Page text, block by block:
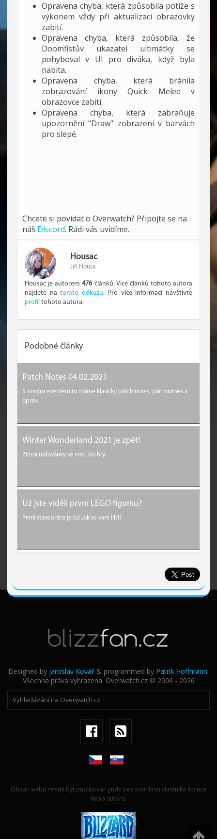
Opravena chyba, která způsobila potíže s
výkonem vždy při aktualizaci obrazovky
zabití.
Opravena chyba, která způsobila, že
Doomfistův ukazatel ultimátky se
pohyboval v UI pro diváka, když byla
nabita.
Opravena chyba, která bránila
zobrazování ikony Quick Melee v
obrazovce zabití.
Opravena chyba, která zabraňuje
upozornění "Draw" zobrazení v barvách
pro slepé.
Chcete si povídat o Overwatch? Připojte se na
náš Discord. Rádi vás uvidíme.
Housac
Jiří Housa
Housac je autorem476článků. Více článků tohoto autora
najdete natomto odkazu. Pro více informací navštivte
profil tohoto autora.
Podobné články
Patch Notes 04.02.2021
S novým eventem tu máme klasicky patch notes, pár novinek a
oprav.
Winter Wonderland 2021 je zpět!
Zimní radovánky se vrací do hry.
Už jste viděli první LEGO figurku?
První stavebnice je tu! Jak se vám líbí?
Designed by Jaroslav Kovář & programmed by Patrik Hoffmann.
Všechna práva vyhrazena. Overwatch.cz © 2006 - 2026
Obsah webu nesmí být publikován jinde bez souhlasu vlastníka licence
nebo autora.